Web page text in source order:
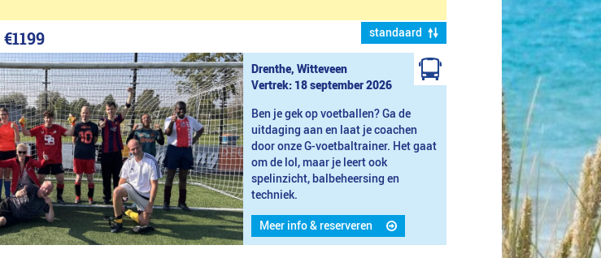
standaard
€1199
Drenthe, Witteveen
Vertrek: 18 september 2026
Ben je gek op voetballen? Ga de
uitdaging aan en laat je coachen
door onze G-voetbaltrainer. Het gaat
om de lol, maar je leert ook
spelinzicht, balbeheersing en
techniek.
Meer info & reserveren